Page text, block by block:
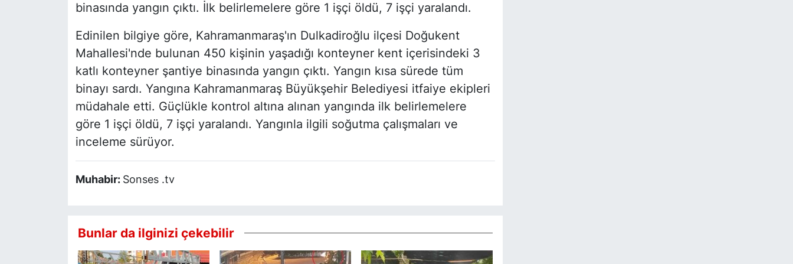
binasında yangın çıktı. İlk belirlemelere göre 1 işçi öldü, 7 işçi yaralandı.
Edinilen bilgiye göre, Kahramanmaraş'ın Dulkadiroğlu ilçesi Doğukent
Mahallesi'nde bulunan 450 kişinin yaşadığı konteyner kent içerisindeki 3
katlı konteyner şantiye binasında yangın çıktı. Yangın kısa sürede tüm
binayı sardı. Yangına Kahramanmaraş Büyükşehir Belediyesi itfaiye ekipleri
müdahale etti. Güçlükle kontrol altına alınan yangında ilk belirlemelere
göre 1 işçi öldü, 7 işçi yaralandı. Yangınla ilgili soğutma çalışmaları ve
inceleme sürüyor.
Muhabir: Sonses .tv
Bunlar da ilginizi çekebilir